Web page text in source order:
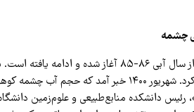
چشمه
خشکسالی‌های چهارمحال‌وبختیاری از سال آبی ۸۶-۸۵
دانشکده منابع‌طبیعی و علوم‌زمین